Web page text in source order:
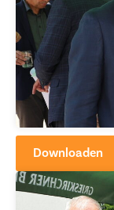
Downloaden